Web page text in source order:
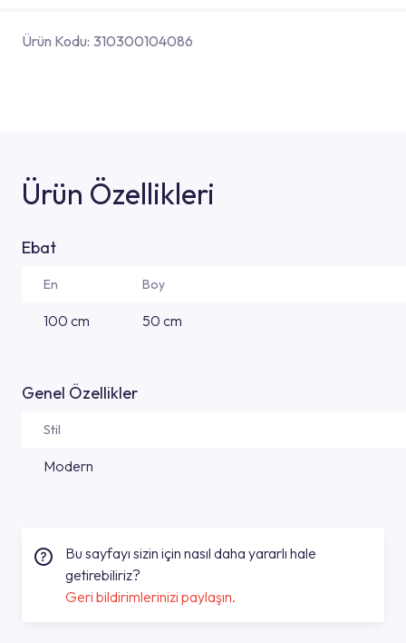
Ürün Kodu: 310300104086
Ürün Özellikleri
Ebat
En Boy
100 cm 50 cm
Genel Özellikler
Stil
Modern
Bu sayfayı sizin için nasıl daha yararlı hale
getirebiliriz?
Geri bildirimlerinizi paylaşın.